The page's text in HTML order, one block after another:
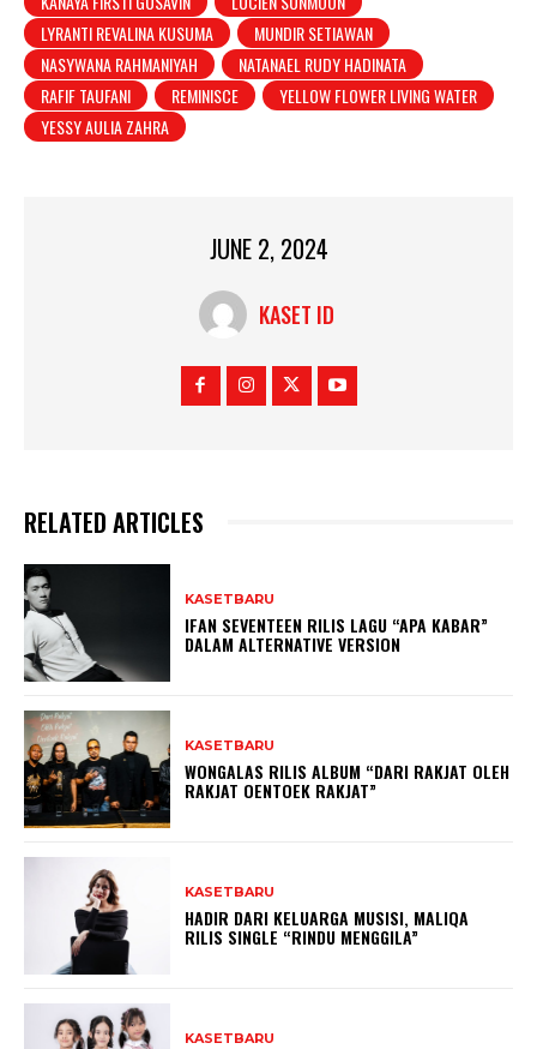
LYRANTI REVALINA KUSUMA
MUNDIR SETIAWAN
NASYWANA RAHMANIYAH
NATANAEL RUDY HADINATA
RAFIF TAUFANI
REMINISCE
YELLOW FLOWER LIVING WATER
YESSY AULIA ZAHRA
JUNE 2, 2024
KASET ID
RELATED ARTICLES
KASETBARU
IFAN SEVENTEEN RILIS LAGU “APA KABAR”
DALAM ALTERNATIVE VERSION
KASETBARU
WONGALAS RILIS ALBUM “DARI RAKJAT OLEH
RAKJAT OENTOEK RAKJAT”
KASETBARU
HADIR DARI KELUARGA MUSISI, MALIQA
RILIS SINGLE “RINDU MENGGILA”
KASETBARU